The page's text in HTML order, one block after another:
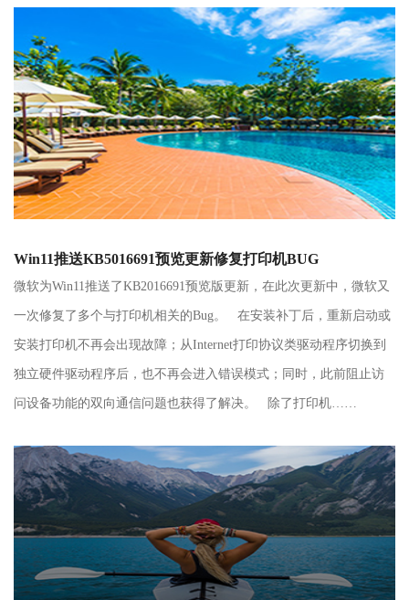
Win11推送KB5016691预览更新修复打印机BUG
微软为Win11推送了KB2016691预览版更新，在此次更新中，微软又
一次修复了多个与打印机相关的Bug。 在安装补丁后，重新启动或
安装打印机不再会出现故障；从Internet打印协议类驱动程序切换到
独立硬件驱动程序后，也不再会进入错误模式；同时，此前阻止访
问设备功能的双向通信问题也获得了解决。 除了打印机……